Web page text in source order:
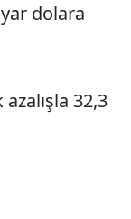
dolara
32,3